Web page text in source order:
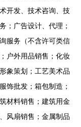
开发、技术咨询、技
；广告设计、代理；
服务（不含许可类信
户外用品销售；化妆
象策划；工艺美术品
饰批发；箱包制造；
材料销售；建筑用金
风扇销售；金属制品